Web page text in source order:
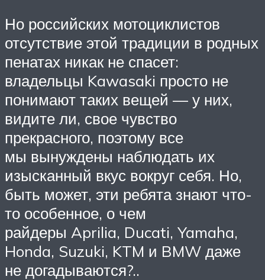
Но российских мотоциклистов
отсутствие этой традиции в родных
пенатах никак не спасет:
владельцы Kawasaki просто не
понимают таких вещей — у них,
видите ли, свое чувство
прекрасного, поэтому все
мы вынуждены наблюдать их
изысканный вкус вокруг себя. Но,
быть может, эти ребята знают что-
то особенное, о чем
райдеры Aprilia, Ducati, Yamaha,
Honda, Suzuki, KTM и BMW даже
не догадываются?..